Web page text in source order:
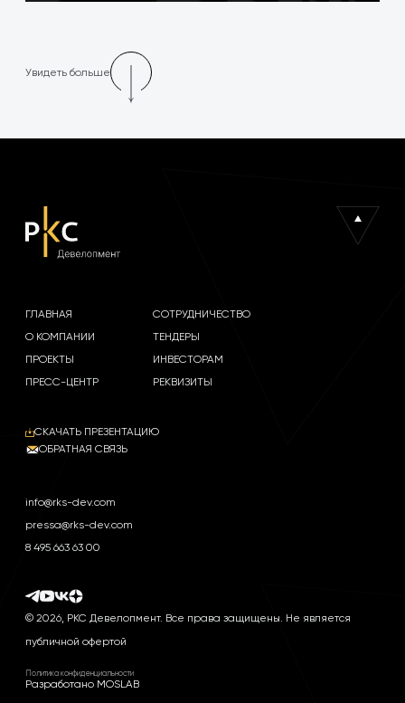
Увидеть больше
ГЛАВНАЯ
О КОМПАНИИ
ПРОЕКТЫ
ПРЕСС-ЦЕНТР
СОТРУДНИЧЕСТВО
ТЕНДЕРЫ
ИНВЕСТОРАМ
РЕКВИЗИТЫ
ОБРАТНАЯ СВЯЗЬ
СКАЧАТЬ ПРЕЗЕНТАЦИЮ
info@rks-dev.com
pressa@rks-dev.com
8 495 663 63 00
© 2026, РКС Девелопмент. Все права защищены. Не является
публичной офертой
Политика конфиденциальности
Разработано MOSLAB